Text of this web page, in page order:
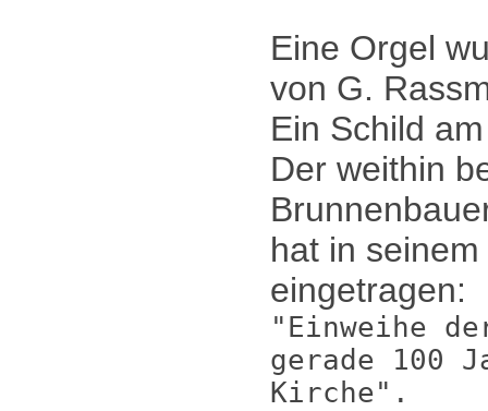
Eine Orgel
von G.
Ein Schild
Der weithin
hat in
eingetragen:
"Einweihe
gerade 100
Kirche".